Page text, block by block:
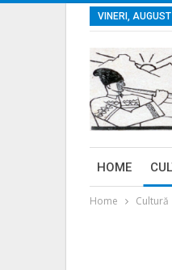
VINERI,
HOME
Home Cultură